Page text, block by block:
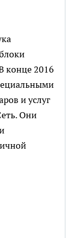
конце 2016
и услуг
Они